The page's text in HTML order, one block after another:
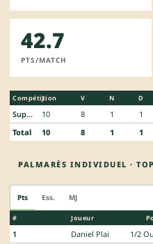
42.7
PTS/MATCH
Compétition
J V N D
SuperLiga 10 8 1 1
Total
10 8 1 1
PALMARÈS INDIVIDUEL ·
Pts Ess. MJ
# Joueur
1 Daniel Plai 1/2